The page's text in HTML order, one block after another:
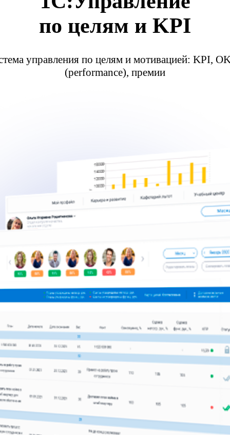
по целям и KPI
управления по целям и мотивацией: KPI,
(performance), премии